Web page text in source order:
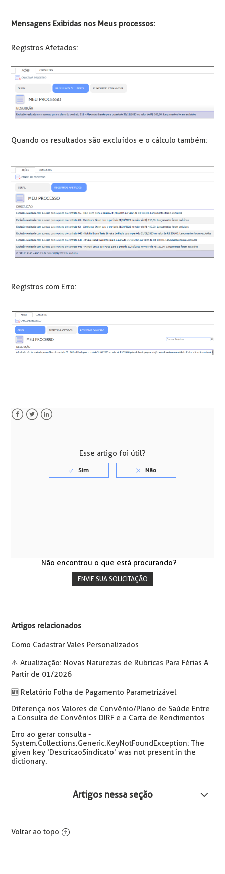
Mensagens Exibidas nos Meus processos:
Registros Afetados:
Quando os resultados são excluídos e o cálculo também:
Registros com Erro:
Esse artigo foi útil?
Não encontrou o que está procurando?
ENVIE SUA SOLICITAÇÃO
Artigos relacionados
Como Cadastrar Vales Personalizados
⚠️ Atualização: Novas Naturezas de Rubricas Para Férias A
Partir de 01/2026
🆕️ Relatório Folha de Pagamento Parametrizável
Diferença nos Valores de Convênio/Plano de Saúde Entre
a Consulta de Convênios DIRF e a Carta de Rendimentos
Erro ao gerar consulta -
System.Collections.Generic.KeyNotFoundException: The
given key 'DescricaoSindicato' was not present in the
dictionary.
Artigos nessa seção
Voltar ao topo